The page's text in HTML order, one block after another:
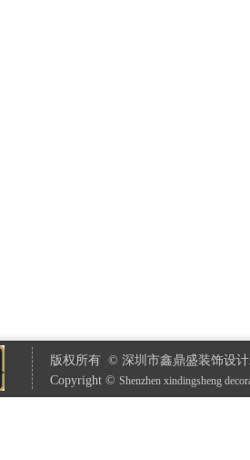
版权所有 © 深圳市鑫鼎盛装饰设
Copyright © Shenzhen xindingsheng